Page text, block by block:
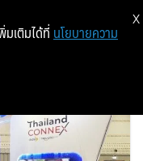
มเติมได้ที่ นโยบายความ
X